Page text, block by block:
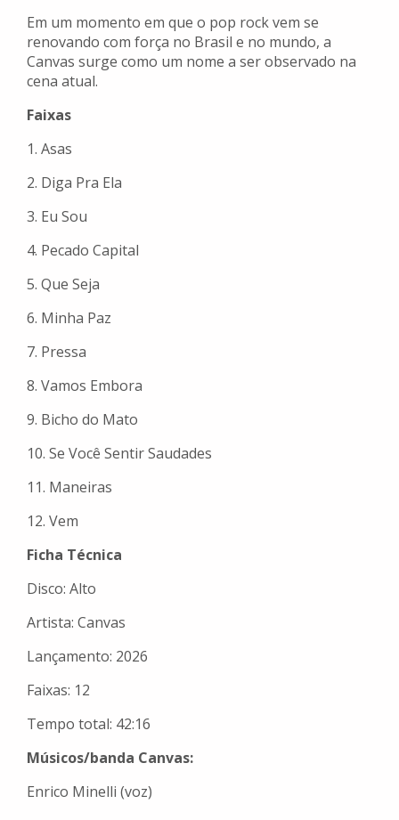
Em um momento em que o pop rock vem se
renovando com força no Brasil e no mundo, a
Canvas surge como um nome a ser observado na
cena atual.
Faixas
1. Asas
2. Diga Pra Ela
3. Eu Sou
4. Pecado Capital
5. Que Seja
6. Minha Paz
7. Pressa
8. Vamos Embora
9. Bicho do Mato
10. Se Você Sentir Saudades
11. Maneiras
12. Vem
Ficha Técnica
Disco: Alto
Artista: Canvas
Lançamento: 2026
Faixas: 12
Tempo total: 42:16
Músicos/banda Canvas:
Enrico Minelli (voz)